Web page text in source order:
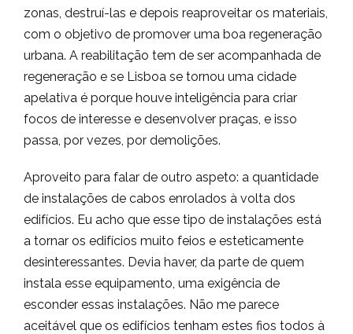
zonas, destruí-las e depois reaproveitar os materiais,
com o objetivo de promover uma boa regeneração
urbana. A reabilitação tem de ser acompanhada de
regeneração e se Lisboa se tornou uma cidade
apelativa é porque houve inteligência para criar
focos de interesse e desenvolver praças, e isso
passa, por vezes, por demolições.
Aproveito para falar de outro aspeto: a quantidade
de instalações de cabos enrolados à volta dos
edifícios. Eu acho que esse tipo de instalações está
a tornar os edifícios muito feios e esteticamente
desinteressantes. Devia haver, da parte de quem
instala esse equipamento, uma exigência de
esconder essas instalações. Não me parece
aceitável que os edifícios tenham estes fios todos à